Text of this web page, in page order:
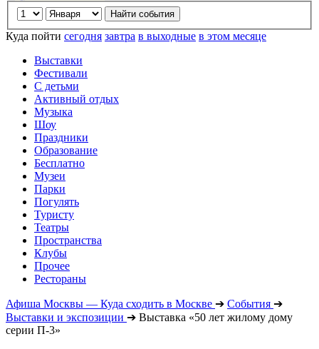
Куда пойти сегодня завтра в выходные в этом месяце
Выставки
Фестивали
С детьми
Активный отдых
Музыка
Шоу
Праздники
Образование
Бесплатно
Музеи
Парки
Погулять
Туристу
Театры
Пространства
Клубы
Прочее
Рестораны
Афиша Москвы — Куда сходить в Москве ➔ События ➔
Выставки и экспозиции ➔ Выставка «50 лет жилому дому
серии П-3»